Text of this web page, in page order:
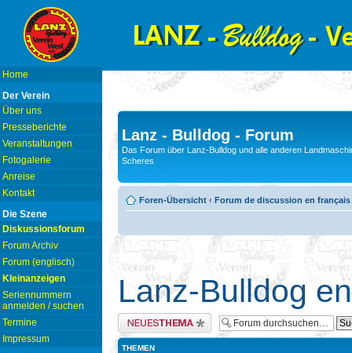
Home
Der Verein
Über uns
Presseberichte
Veranstaltungen
Fotogalerie
Anreise
Kontakt
Die Szene
Diskussionsforum
Forum Archiv
Forum (englisch)
Kleinanzeigen
Seriennummern
anmelden / suchen
Termine
Impressum
Lanz - Bulldog - Forum
Das Forum über Lanz-Bulldog und alle anderen
Scheres
Foren-Übersicht ‹ Forum de discussion en français
Lanz-Bulldog
Neues Thema erstellen
THEMEN